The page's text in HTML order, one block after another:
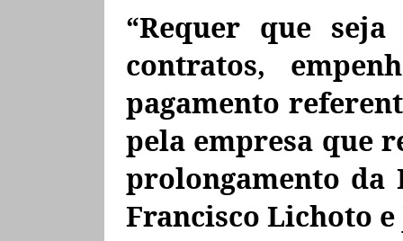
“Requer que
contratos,
pagamento
pela empresa que
prolongamento da
Francisco Lichoto e